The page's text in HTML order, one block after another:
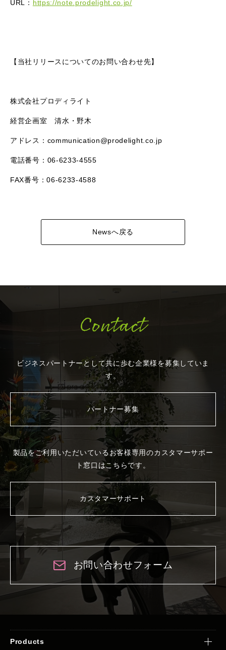
URL： https://note.prodelight.co.jp/
【当社リリースについてのお問い合わせ先】
株式会社プロディライト
経営企画室 清水・野木
アドレス：communication@prodelight.co.jp
電話番号：06-6233-4555
FAX番号：06-6233-4588
Newsへ戻る
Contact
ビジネスパートナーとして共に歩む企業様を募集していま
す。
パートナー募集
製品をご利用いただいているお客様専用のカスタマーサポー
ト窓口はこちらです。
カスタマーサポート
お問い合わせフォーム
Products